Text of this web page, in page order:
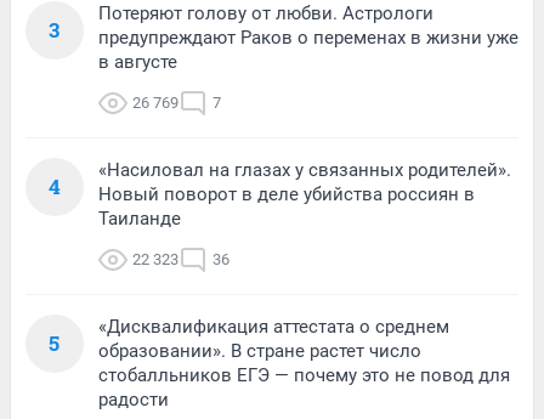
3
Потеряют голову от любви. Астрологи
предупреждают Раков о переменах в жизни уже
в августе
26 769 7
4
«Насиловал на глазах у связанных родителей».
Новый поворот в деле убийства россиян в
Таиланде
22 323 36
5
«Дисквалификация аттестата о среднем
образовании». В стране растет число
стобалльников ЕГЭ — почему это не повод для
радости